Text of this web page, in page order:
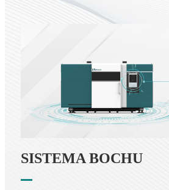
SISTEMA BOCHU